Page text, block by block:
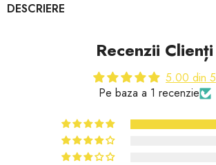
DESCRIERE
Recenzii Clienți
5.00 din 5
Pe baza a 1 recenzie